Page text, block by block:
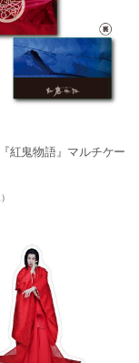
紅鬼物語』マルチケー